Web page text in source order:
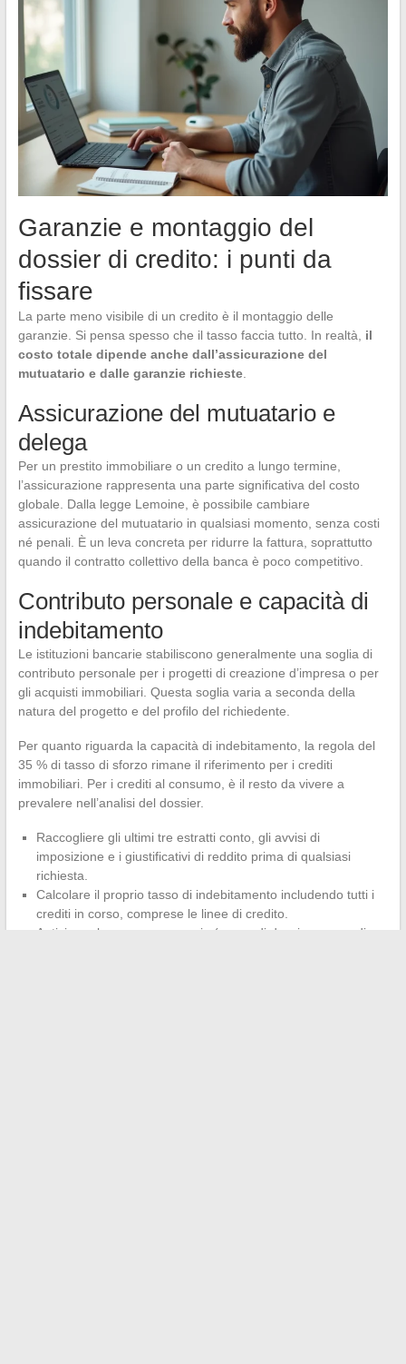
Garanzie e montaggio del
dossier di credito: i punti da
fissare
La parte meno visibile di un credito è il montaggio delle
garanzie. Si pensa spesso che il tasso faccia tutto. In realtà, il
costo totale dipende anche dall’assicurazione del
mutuatario e dalle garanzie richieste.
Assicurazione del mutuatario e
delega
Per un prestito immobiliare o un credito a lungo termine,
l’assicurazione rappresenta una parte significativa del costo
globale. Dalla legge Lemoine, è possibile cambiare
assicurazione del mutuatario in qualsiasi momento, senza costi
né penali. È un leva concreta per ridurre la fattura, soprattutto
quando il contratto collettivo della banca è poco competitivo.
Contributo personale e capacità di
indebitamento
Le istituzioni bancarie stabiliscono generalmente una soglia di
contributo personale per i progetti di creazione d’impresa o per
gli acquisti immobiliari. Questa soglia varia a seconda della
natura del progetto e del profilo del richiedente.
Per quanto riguarda la capacità di indebitamento, la regola del
35 % di tasso di sforzo rimane il riferimento per i crediti
immobiliari. Per i crediti al consumo, è il resto da vivere a
prevalere nell’analisi del dossier.
Raccogliere gli ultimi tre estratti conto, gli avvisi di
imposizione e i giustificativi di reddito prima di qualsiasi
richiesta.
Calcolare il proprio tasso di indebitamento includendo tutti i
crediti in corso, comprese le linee di credito.
Anticipare le spese accessorie (spese di dossier, spese di